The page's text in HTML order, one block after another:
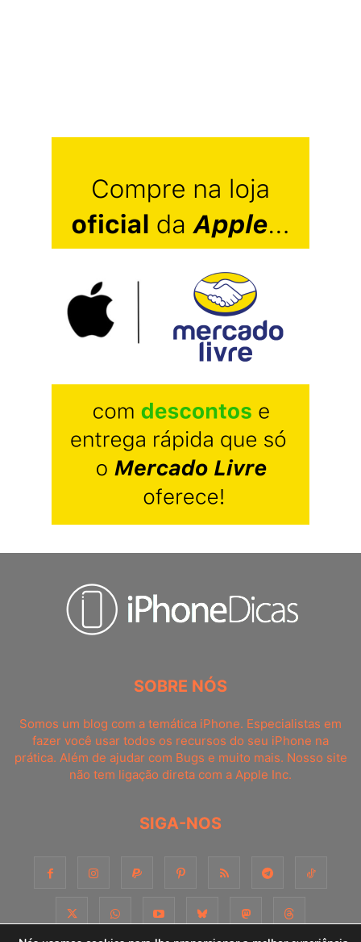
SOBRE NÓS
Somos um blog com a temática iPhone. Especialistas em
fazer você usar todos os recursos do seu iPhone na
prática. Além de ajudar com Bugs e muito mais. Nosso site
não tem ligação direta com a Apple Inc.
SIGA-NOS